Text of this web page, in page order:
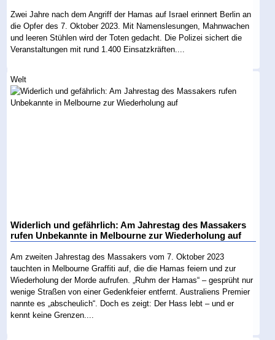
Zwei Jahre nach dem Angriff der Hamas auf Israel erinnert Berlin an
die Opfer des 7. Oktober 2023. Mit Namenslesungen, Mahnwachen
und leeren Stühlen wird der Toten gedacht. Die Polizei sichert die
Veranstaltungen mit rund 1.400 Einsatzkräften....
Welt
Widerlich und gefährlich: Am Jahrestag des Massakers
rufen Unbekannte in Melbourne zur Wiederholung auf
Am zweiten Jahrestag des Massakers vom 7. Oktober 2023
tauchten in Melbourne Graffiti auf, die die Hamas feiern und zur
Wiederholung der Morde aufrufen. „Ruhm der Hamas“ – gesprüht nur
wenige Straßen von einer Gedenkfeier entfernt. Australiens Premier
nannte es „abscheulich“. Doch es zeigt: Der Hass lebt – und er
kennt keine Grenzen....